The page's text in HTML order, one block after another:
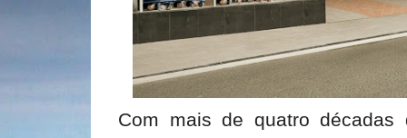
Com mais de quatro